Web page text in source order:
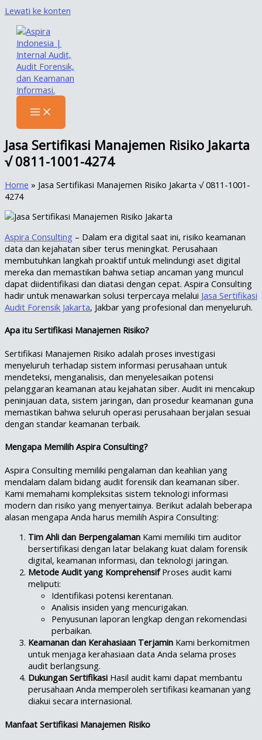
Lewati ke konten
Jasa Sertifikasi Manajemen Risiko Jakarta
√ 0811-1001-4274
Home » Jasa Sertifikasi Manajemen Risiko Jakarta √ 0811-1001-
4274
Aspira Consulting – Dalam era digital saat ini, risiko keamanan
data dan kejahatan siber terus meningkat. Perusahaan
membutuhkan langkah proaktif untuk melindungi aset digital
mereka dan memastikan bahwa setiap ancaman yang muncul
dapat diidentifikasi dan diatasi dengan cepat. Aspira Consulting
hadir untuk menawarkan solusi terpercaya melalui Jasa Sertifikasi
Audit Forensik Jakarta, Jakbar yang profesional dan menyeluruh.
Apa itu Sertifikasi Manajemen Risiko?
Sertifikasi Manajemen Risiko adalah proses investigasi
menyeluruh terhadap sistem informasi perusahaan untuk
mendeteksi, menganalisis, dan menyelesaikan potensi
pelanggaran keamanan atau kejahatan siber. Audit ini mencakup
peninjauan data, sistem jaringan, dan prosedur keamanan guna
memastikan bahwa seluruh operasi perusahaan berjalan sesuai
dengan standar keamanan terbaik.
Mengapa Memilih Aspira Consulting?
Aspira Consulting memiliki pengalaman dan keahlian yang
mendalam dalam bidang audit forensik dan keamanan siber.
Kami memahami kompleksitas sistem teknologi informasi
modern dan risiko yang menyertainya. Berikut adalah beberapa
alasan mengapa Anda harus memilih Aspira Consulting:
Tim Ahli dan Berpengalaman Kami memiliki tim auditor
bersertifikasi dengan latar belakang kuat dalam forensik
digital, keamanan informasi, dan teknologi jaringan.
Metode Audit yang KomprehensifProses audit kami
meliputi:
Identifikasi potensi kerentanan.
Analisis insiden yang mencurigakan.
Penyusunan laporan lengkap dengan rekomendasi
perbaikan.
Keamanan dan Kerahasiaan Terjamin Kami berkomitmen
untuk menjaga kerahasiaan data Anda selama proses
audit berlangsung.
Dukungan Sertifikasi Hasil audit kami dapat membantu
perusahaan Anda memperoleh sertifikasi keamanan yang
diakui secara internasional.
Manfaat Sertifikasi Manajemen Risiko